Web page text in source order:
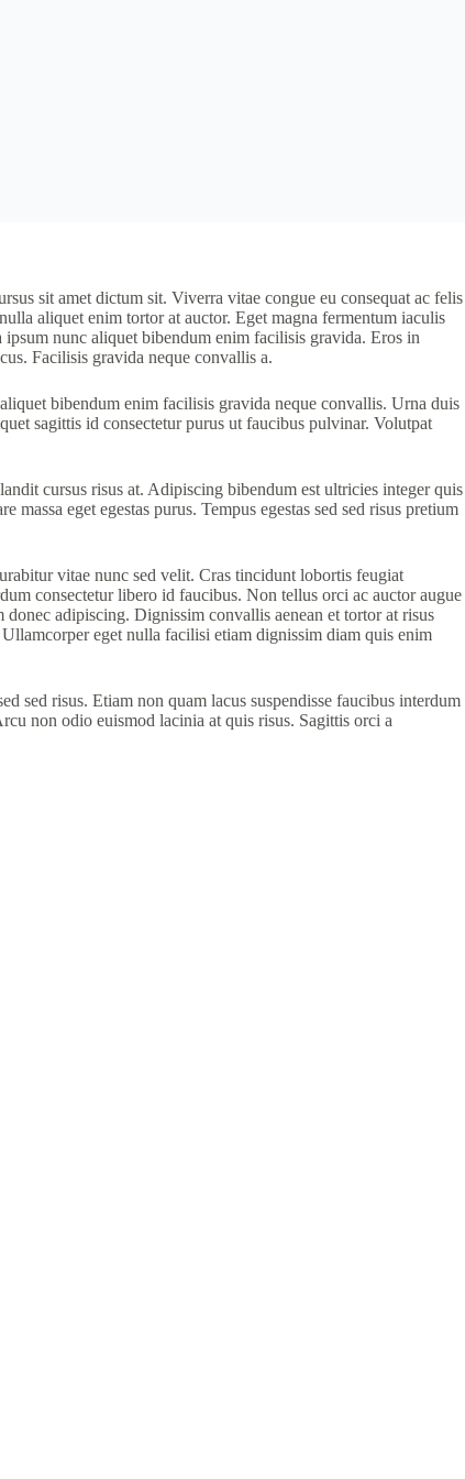
sit amet dictum sit. Viverra vitae congue eu consequat ac felis
aliquet enim tortor at auctor. Eget magna fermentum iaculis
nunc aliquet bibendum enim facilisis gravida. Eros in
Facilisis gravida neque convallis a.
bibendum enim facilisis gravida neque convallis. Urna duis
sagittis id consectetur purus ut faucibus pulvinar. Volutpat
cursus risus at. Adipiscing bibendum est ultricies integer quis
eget egestas purus. Tempus egestas sed sed risus pretium
vitae nunc sed velit. Cras tincidunt lobortis feugiat
consectetur libero id faucibus. Non tellus orci ac auctor augue
adipiscing. Dignissim convallis aenean et tortor at risus
eget nulla facilisi etiam dignissim diam quis enim
sed risus. Etiam non quam lacus suspendisse faucibus interdum
non odio euismod lacinia at quis risus. Sagittis orci a